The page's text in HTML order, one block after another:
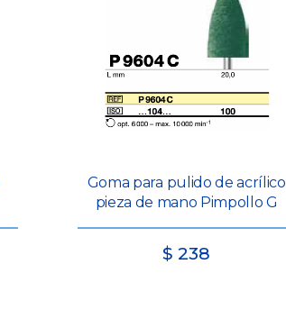
Goma para pulido de acrílico
pieza de mano Pimpollo G
$238